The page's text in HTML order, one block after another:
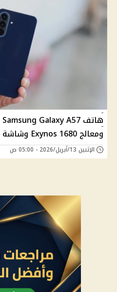
ومعالج Exynos 1680 وشاشة 120Hz وسعره في مصر
الإثنين 13/أبريل/2026 - 05:00 ص